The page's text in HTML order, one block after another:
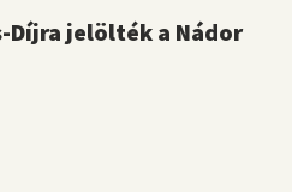
Díjra jelölték a Nádor